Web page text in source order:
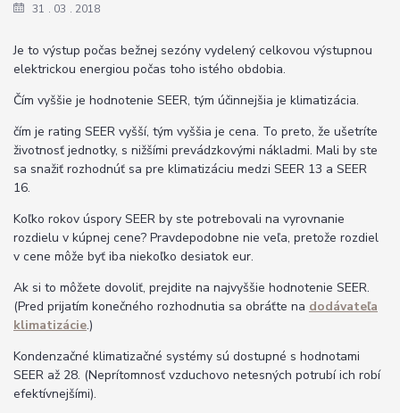
31 03 2018
Je to výstup počas bežnej sezóny vydelený celkovou výstupnou
elektrickou energiou počas toho istého obdobia.
Čím vyššie je hodnotenie SEER, tým účinnejšia je klimatizácia.
čím je rating SEER vyšší, tým vyššia je cena. To preto, že ušetríte
životnosť jednotky, s nižšími prevádzkovými nákladmi. Mali by ste
sa snažiť rozhodnúť sa pre klimatizáciu medzi SEER 13 a SEER
16.
Koľko rokov úspory SEER by ste potrebovali na vyrovnanie
rozdielu v kúpnej cene? Pravdepodobne nie veľa, pretože rozdiel
v cene môže byť iba niekoľko desiatok eur.
Ak si to môžete dovoliť, prejdite na najvyššie hodnotenie SEER.
(Pred prijatím konečného rozhodnutia sa obráťte na dodávateľa
klimatizácie.)
Kondenzačné klimatizačné systémy sú dostupné s hodnotami
SEER až 28. (Neprítomnosť vzduchovo netesných potrubí ich robí
efektívnejšími).